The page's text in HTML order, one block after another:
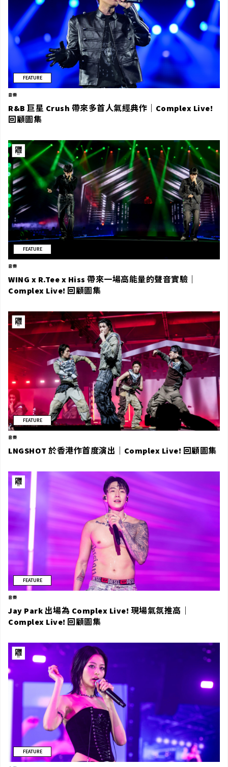
FEATURE
音樂
R&B 巨星 Crush 帶來多首人氣經典作｜Complex Live!
回顧圖集
FEATURE
音樂
WING x R.Tee x Hiss 帶來一場高能量的聲音實驗｜
Complex Live! 回顧圖集
FEATURE
音樂
LNGSHOT 於香港作首度演出｜Complex Live! 回顧圖集
FEATURE
音樂
Jay Park 出場為 Complex Live! 現場氣氛推高｜
Complex Live! 回顧圖集
FEATURE